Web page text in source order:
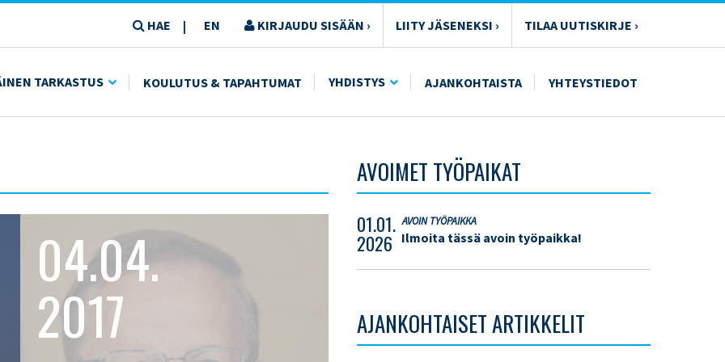
HAE | EN KIRJAUDU SISÄÄN › LIITY JÄSENEKSI › TILAA UUTISKIRJE ›
TARKASTUS KOULUTUS & TAPAHTUMAT YHDISTYS AJANKOHTAISTA YHTEYSTIEDOT
04.04.
2017
AVOIMET TYÖPAIKAT
01.01.
2026
AVOIN TYÖPAIKKA
Ilmoita tässä avoin työpaikka!
AJANKOHTAISET ARTIKKELIT